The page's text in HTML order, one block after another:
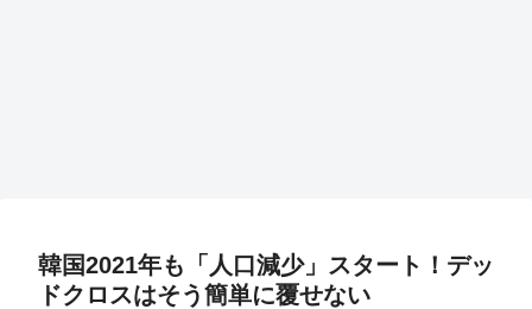
韓国2021年も「人口減少」スタート！デッ
ドクロスはそう簡単に覆せない